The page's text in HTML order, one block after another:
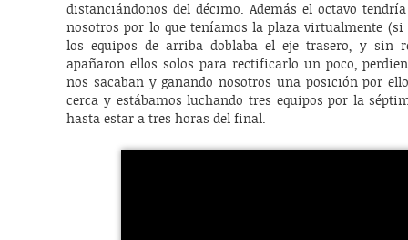
distanciándonos del décimo. Además el octavo
nosotros por lo que teníamos la plaza virtualmente
los equipos de arriba doblaba el eje trasero, y sin
apañaron ellos solos para rectificarlo un poco,
nos sacaban y ganando nosotros una posición por
cerca y estábamos luchando tres equipos por la
hasta estar a tres horas del final.